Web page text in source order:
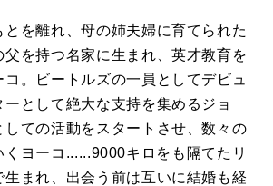
を離れ、母の姉夫婦に育てられた
父を持つ名家に生まれ、英才教育を
。ビートルズの一員としてデビュ
として絶大な支持を集めるジョ
しての活動をスタートさせ、数々の
ヨーコ......9000キロをも隔てたリ
まれ、出会う前は互いに結婚も経